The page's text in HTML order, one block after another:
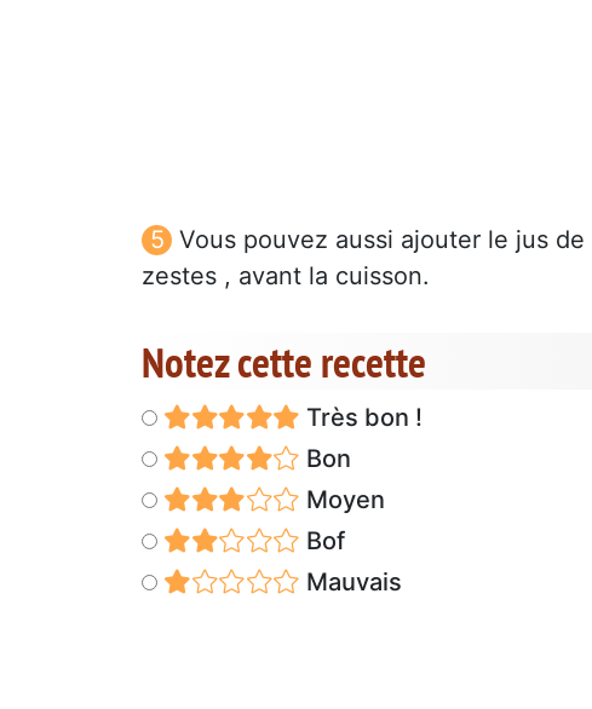
Vous pouvez aussi ajouter le jus
zestes , avant la cuisson.
Notez cette recette
Très bon !
Bon
Moyen
Bof
Mauvais